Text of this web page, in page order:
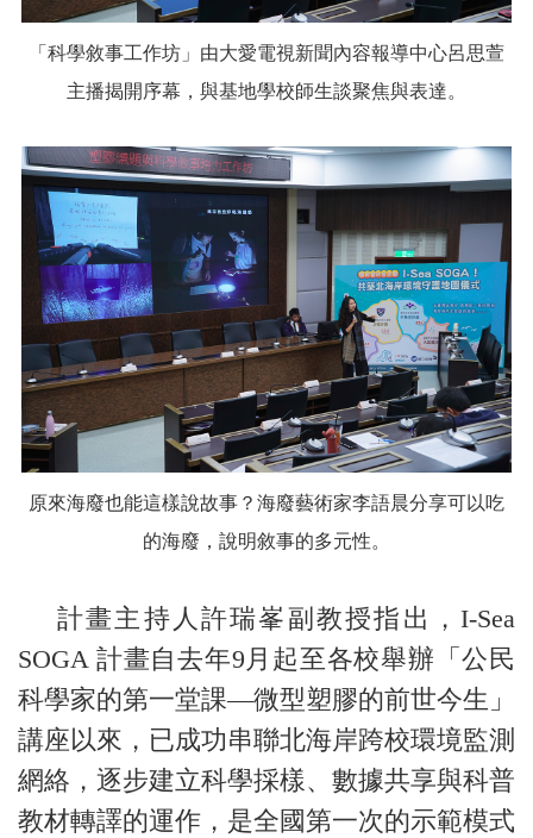
「科學敘事工作坊」由大愛電視新聞內容報導中心呂思萱
主播揭開序幕，與基地學校師生談聚焦與表達。
原來海廢也能這樣說故事？海廢藝術家李語晨分享可以吃
的海廢，說明敘事的多元性。
計畫主持人許瑞峯副教授指出，I-Sea
SOGA 計畫自去年9月起至各校舉辦「公民
科學家的第一堂課—微型塑膠的前世今生」
講座以來，已成功串聯北海岸跨校環境監測
網絡，逐步建立科學採樣、數據共享與科普
教材轉譯的運作，是全國第一次的示範模式